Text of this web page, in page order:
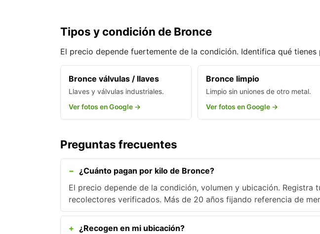
Tipos y condición de Bronce
El precio depende fuertemente de la condición. Identifica qué
Bronce válvulas / llaves
Llaves y válvulas industriales.
Ver fotos en Google →
Bronce limpio
Limpio sin uniones de otro metal.
Ver fotos en Google →
Preguntas frecuentes
¿Cuánto pagan por kilo de Bronce?
El precio depende de la condición, volumen y ubicación.
recolectores verificados. Más de 20 años fijando referencia de
¿Recogen en mi ubicación?